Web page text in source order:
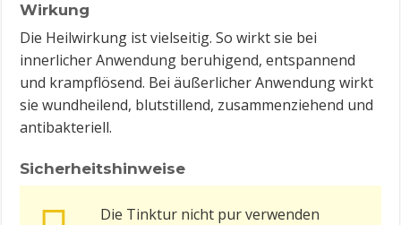
Wirkung
Die Heilwirkung ist vielseitig. So wirkt sie bei
innerlicher Anwendung beruhigend, entspannend
und krampflösend. Bei äußerlicher Anwendung wirkt
sie wundheilend, blutstillend, zusammenziehend und
antibakteriell.
Sicherheitshinweise
Die Tinktur nicht pur verwenden